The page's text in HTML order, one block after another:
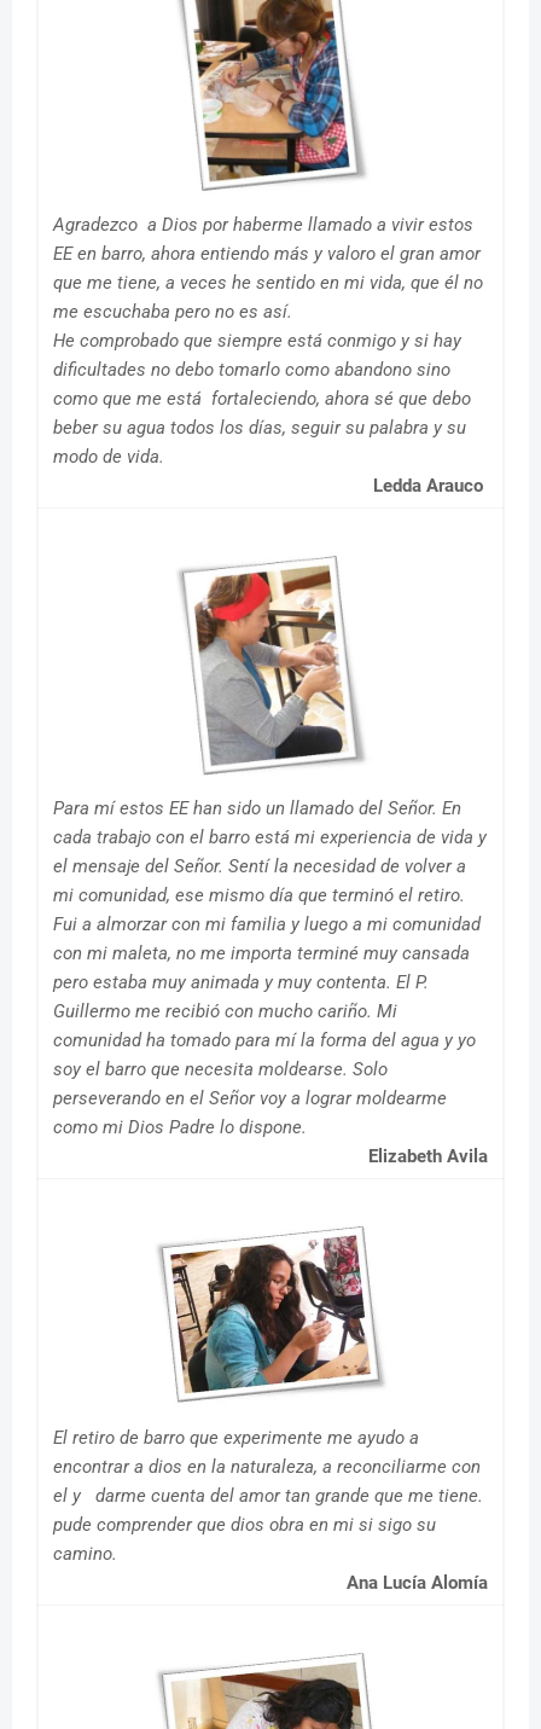
Agradezco a Dios por haberme llamado a vivir estos
EE en barro, ahora entiendo más y valoro el gran amor
que me tiene, a veces he sentido en mi vida, que él no
me escuchaba pero no es así.
He comprobado que siempre está conmigo y si hay
dificultades no debo tomarlo como abandono sino
como que me está fortaleciendo, ahora sé que debo
beber su agua todos los días, seguir su palabra y su
modo de vida.
Ledda Arauco
Para mí estos EE han sido un llamado del Señor. En
cada trabajo con el barro está mi experiencia de vida y
el mensaje del Señor. Sentí la necesidad de volver a
mi comunidad, ese mismo día que terminó el retiro.
Fui a almorzar con mi familia y luego a mi comunidad
con mi maleta, no me importa terminé muy cansada
pero estaba muy animada y muy contenta. El P.
Guillermo me recibió con mucho cariño. Mi
comunidad ha tomado para mí la forma del agua y yo
soy el barro que necesita moldearse. Solo
perseverando en el Señor voy a lograr moldearme
como mi Dios Padre lo dispone.
Elizabeth Avila
El retiro de barro que experimente me ayudo a
encontrar a dios en la naturaleza, a reconciliarme con
el y darme cuenta del amor tan grande que me tiene.
pude comprender que dios obra en mi si sigo su
camino.
Ana Lucía Alomía